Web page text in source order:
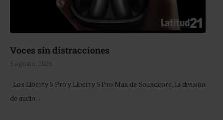
Voces sin distracciones
5 agosto, 2026
Los Liberty 5 Pro y Liberty 5 Pro Max de Soundcore, la división
de audio …